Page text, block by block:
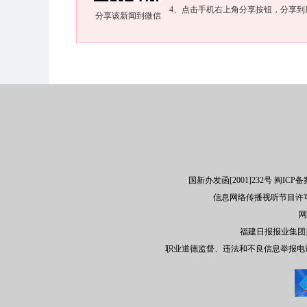
分享该新闻到微信
4、点击手机右上角分享按钮，分享